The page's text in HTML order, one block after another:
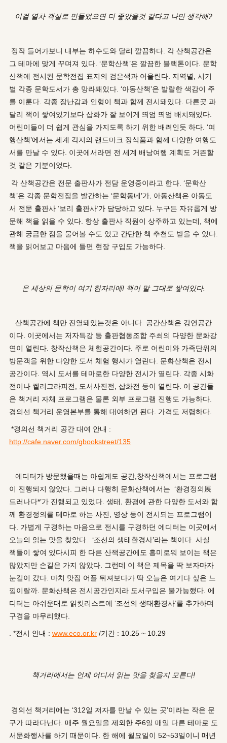
이걸 열차 객실로 만들었으면 더 좋았을것 같다고 나만 생각해?
정작 들어가보니 내부는 하수도와 달리 깔끔하다. 각 산책공간은
그 테마에 맞게 꾸며져 있다. ‘문학산책’은 깔끔한 블랙톤이다. 문학
산책에 전시된 문학전집 표지의 검은색과 어울린다. 지역별, 시기
별 각종 문학도서가 총 망라돼있다. ‘아동산책’은 발랄한 색감이 주
를 이룬다. 각종 장난감과 인형이 책과 함께 전시돼있다. 다른곳 과
달리 책이 쌓여있기보다 삽화가 잘 보이게 띄엄 띄엄 배치돼있다.
어린이들이 더 쉽게 관심을 가지도록 하기 위한 배려인듯 하다. ‘여
행산책’에서는 세계 각지의 랜드마크 장식품과 함께 다양한 여행도
서를 만날 수 있다. 이곳에서라면 전 세계 배낭여행 계획도 거뜬할
것 같은 기분이었다.
각 산책공간은 전문 출판사가 전담 운영중이라고 한다. ‘문학산
책’은 각종 문학전집을 발간하는 ‘문학동네’가, 아동산책은 아동도
서 전문 출판사 ‘보리 출판사’가 담당하고 있다. 누구든 자유롭게 방
문해 책을 읽을 수 있다. 항상 출판사 직원이 상주하고 있는데, 책에
관해 궁금한 점을 물어볼 수도 있고 간단한 책 추천도 받을 수 있다.
책을 읽어보고 마음에 들면 현장 구입도 가능하다.
온 세상의 문학이 여기 한자리에! 책이 말 그대로 쌓여있다.
산책공간에 책만 진열돼있는것은 아니다. 공간산책은 강연공간
이다. 이곳에서는 저자특강 등 출판협동조합 주최의 다양한 문화강
연이 열린다. 창작산책은 체험공간이다. 주로 어린이와 가족단위의
방문객을 위한 다양한 도서 체험 행사가 열린다. 문화산책은 전시
공간이다. 역시 도서를 테마로한 다양한 전시가 열린다. 각종 시화
전이나 켈리그라피전, 도서사진전, 삽화전 등이 열린다. 이 공간들
은 책거리 자체 프로그램은 물론 외부 프로그램 진행도 가능하다.
경의선 책거리 운영본부를 통해 대여하면 된다. 가격도 저렴하다.
*경의선 책거리 공간 대여 안내 :
http://cafe.naver.com/gbookstreet/135
에디터가 방문했을때는 아쉽게도 공간,창작산책에서는 프로그램
이 진행되지 않았다. 그러나 다행히 문화산책에서는 ‘환경정의展
드러나다*’가 진행되고 있었다. 생태, 환경에 관한 다양한 도서와 함
께 환경정의를 테마로 하는 사진, 영상 등이 전시되는 프로그램이
다. 가볍게 구경하는 마음으로 전시를 구경하던 에디터는 이곳에서
오늘의 읽는 맛을 찾았다. ‘조선의 생태환경사’라는 책이다. 사실
책들이 쌓여 있다시피 한 다른 산책공간에도 흥미로워 보이는 책은
많았지만 손길은 가지 않았다. 그런데 이 책은 제목을 딱 보자마자
눈길이 갔다. 마치 맛집 어플 뒤져보다가 딱 오늘은 여기다 싶은 느
낌이랄까. 문화산책은 전시공간인지라 도서구입은 불가능했다. 에
디터는 아쉬운대로 읽킷리스트에 ‘조선의 생태환경사’를 추가하며
구경을 마무리했다.
. *전시 안내 : www.eco.or.kr /기간 : 10.25 ~ 10.29
책거리에서는 언제 어디서 읽는 맛을 찾을지 모른다!
경의선 책거리에는 ‘312일 저자를 만날 수 있는 곳’이라는 작은 문
구가 따라다닌다. 매주 월요일을 제외한 주6일 매일 다른 테마로 도
서문화행사를 하기 때문이다. 한 해에 월요일이 52~53일이니 매년